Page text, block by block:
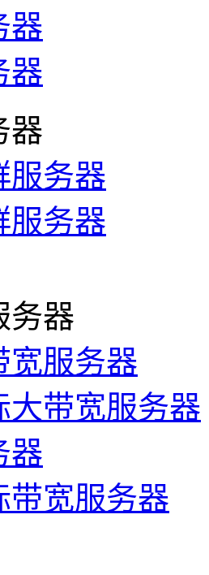
器
器
器
服务器
服务器
务器
宽服务器
大带宽服务器
器
带宽服务器